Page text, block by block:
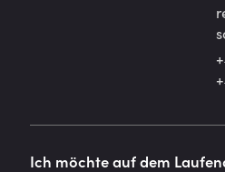
Ich möchte auf dem